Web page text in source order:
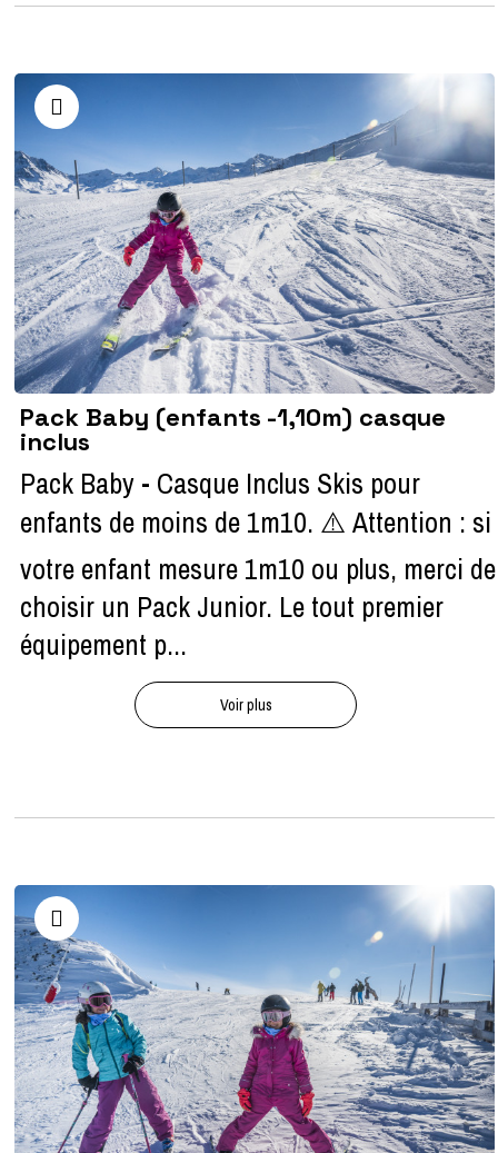
Pack Baby (enfants -1,10m) casque
inclus
Pack Baby - Casque Inclus Skis pour
enfants de moins de 1m10. ⚠️ Attention : si
votre enfant mesure 1m10 ou plus, merci de
choisir un Pack Junior. Le tout premier
équipement p...
Voir plus